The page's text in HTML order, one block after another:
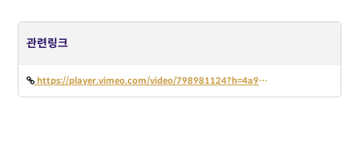
관련링크
https://player.vimeo.com/video/798981124?h=4a931337cc